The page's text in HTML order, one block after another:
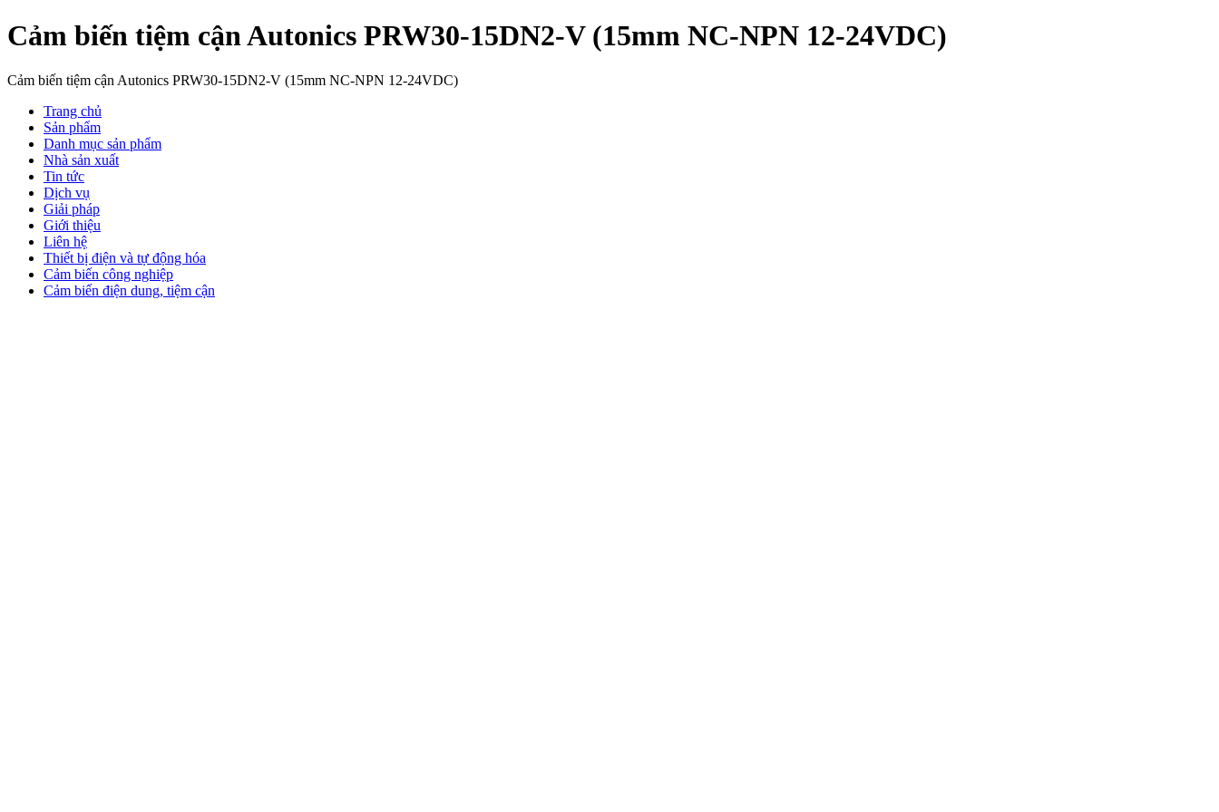
Cảm biến tiệm cận Autonics PRW30-15DN2-V (15mm NC-NPN 12-24VDC)
Cảm biến tiệm cận Autonics PRW30-15DN2-V (15mm NC-NPN 12-24VDC)
Trang chủ
Sản phẩm
Danh mục sản phẩm
Nhà sản xuất
Tin tức
Dịch vụ
Giải pháp
Giới thiệu
Liên hệ
Thiết bị điện và tự động hóa
Cảm biến công nghiệp
Cảm biến điện dung, tiệm cận